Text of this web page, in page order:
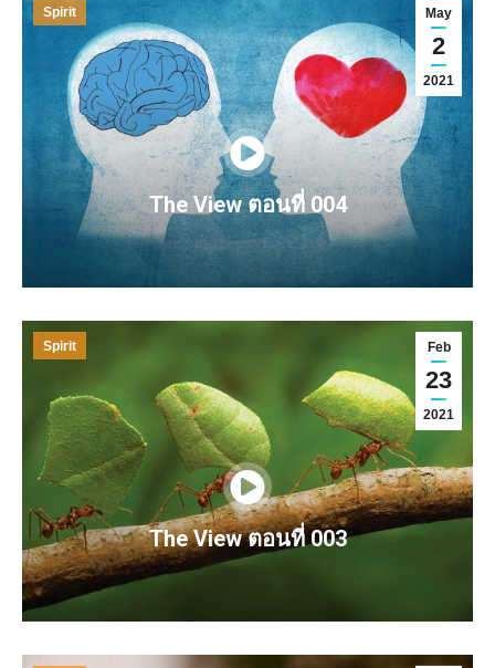
May
2
2021
Spirit
The View ตอนที่ 004
Feb
23
2021
Spirit
The View ตอนที่ 003